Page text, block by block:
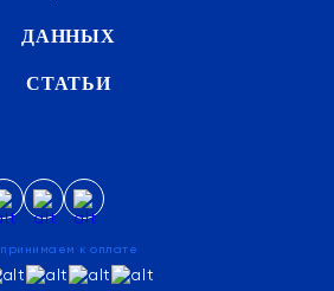
ДАННЫХ
СТАТЬИ
принимаем к оплате